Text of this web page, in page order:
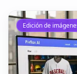
Edición de